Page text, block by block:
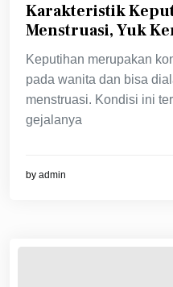
Karakteristik
Menstruasi, Yuk
Keputihan merupakan
pada wanita dan bisa
menstruasi. Kondisi ini
gejalanya
by admin